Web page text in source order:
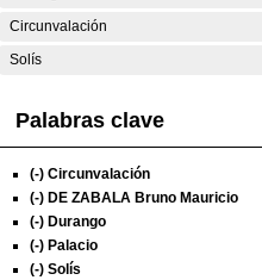
Circunvalación
Solís
Palabras clave
(-) Circunvalación
(-) DE ZABALA Bruno Mauricio
(-) Durango
(-) Palacio
(-) Solís